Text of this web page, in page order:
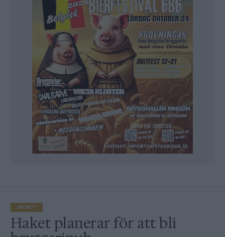
NYHET
Haket planerar för att bli